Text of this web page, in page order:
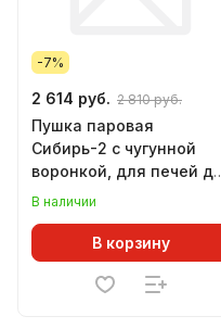
-7%
2 614 руб. 2 810 руб.
Пушка паровая
Сибирь-2 с чугунной
воронкой, для печей до
30 куб.м
В наличии
В корзину